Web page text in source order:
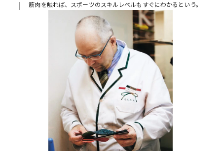
筋肉を触れば、スポーツのスキルレベルもすぐにわかるという。